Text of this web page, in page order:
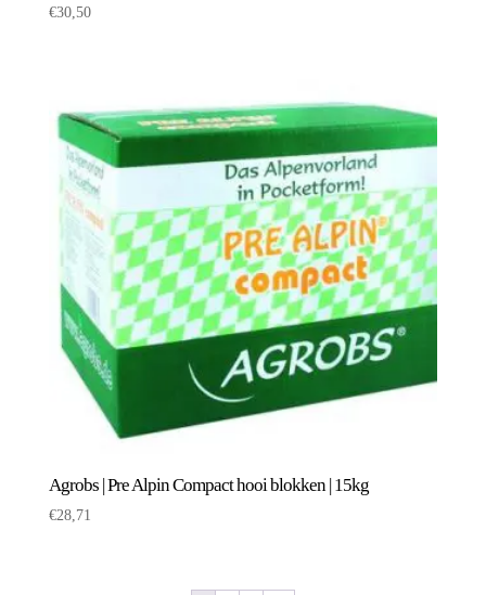
€30,50
Agrobs | Pre Alpin Compact hooi blokken | 15kg
€28,71